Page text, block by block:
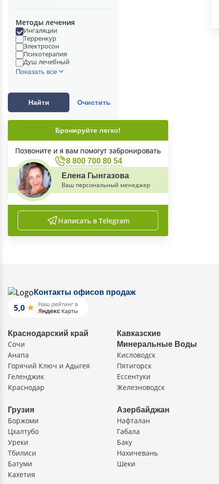
Методы лечения
Ингаляции
Терренкур
Электросон
Психотерапия
Душ лечебный
Показать все
Найти Очистить
Бронируйте легко!
Позвоните и я вам помогут забронировать
8 800 700 80 54
Елена Гынгазова
Ваш персональный менеджер
Написать в Telegram
Контакты офисов продаж
Краснодарский край
Сочи
Анапа
Горячий Ключ и Адыгея
Геленджик
Краснодар
Кавказские
Минеральные Воды
Кисловодск
Пятигорск
Ессентуки
Железноводск
Грузия
Боржоми
Цхалтубо
Уреки
Тбилиси
Батуми
Кахетия
Азербайджан
Нафталан
Габала
Баку
Нахичевань
Шеки